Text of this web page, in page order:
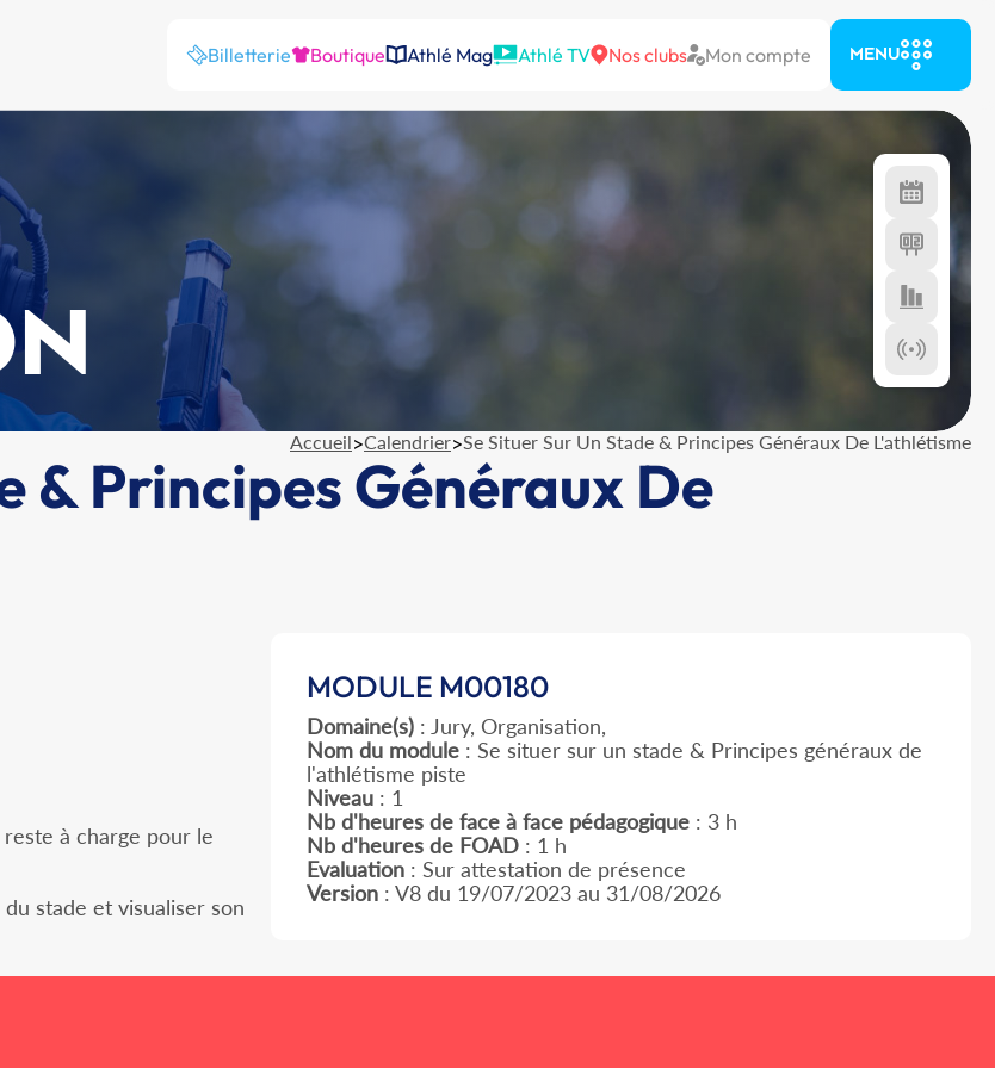
Billetterie Boutique Athlé Mag Athlé TV Nos clubs Mon compte MENU
Accueil>Calendrier>Se Situer Sur Un Stade & Principes Généraux De L'athlétisme
& Principes Généraux De
à charge pour le
stade et visualiser son
MODULE M00180
Domaine(s): Jury, Organisation,
Nom du module: Se situer sur un stade & Principes généraux de
l'athlétisme piste
Niveau: 1
Nb d'heures de face à face pédagogique: 3 h
Nb d'heures de FOAD: 1 h
Evaluation: Sur attestation de présence
Version: V8 du 19/07/2023 au 31/08/2026